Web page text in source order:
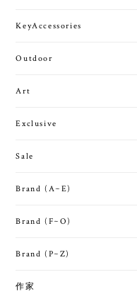
KeyAccessories
Outdoor
Art
Exclusive
Sale
Brand (A~E)
Brand (F~O)
Brand (P~Z)
作家